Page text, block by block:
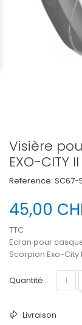
Visière
EXO-CITY
Reference: SC67-
45,00
TTC
Ecran pour
Scorpion Exo-City
Quantité :
Livraison